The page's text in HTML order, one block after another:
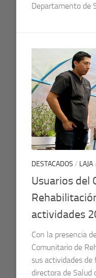
Departamento de
DESTACADOS / LAJA
Usuarios del
actividades
Con la presencia
Comunitario de
sus actividades de
directora de Salud